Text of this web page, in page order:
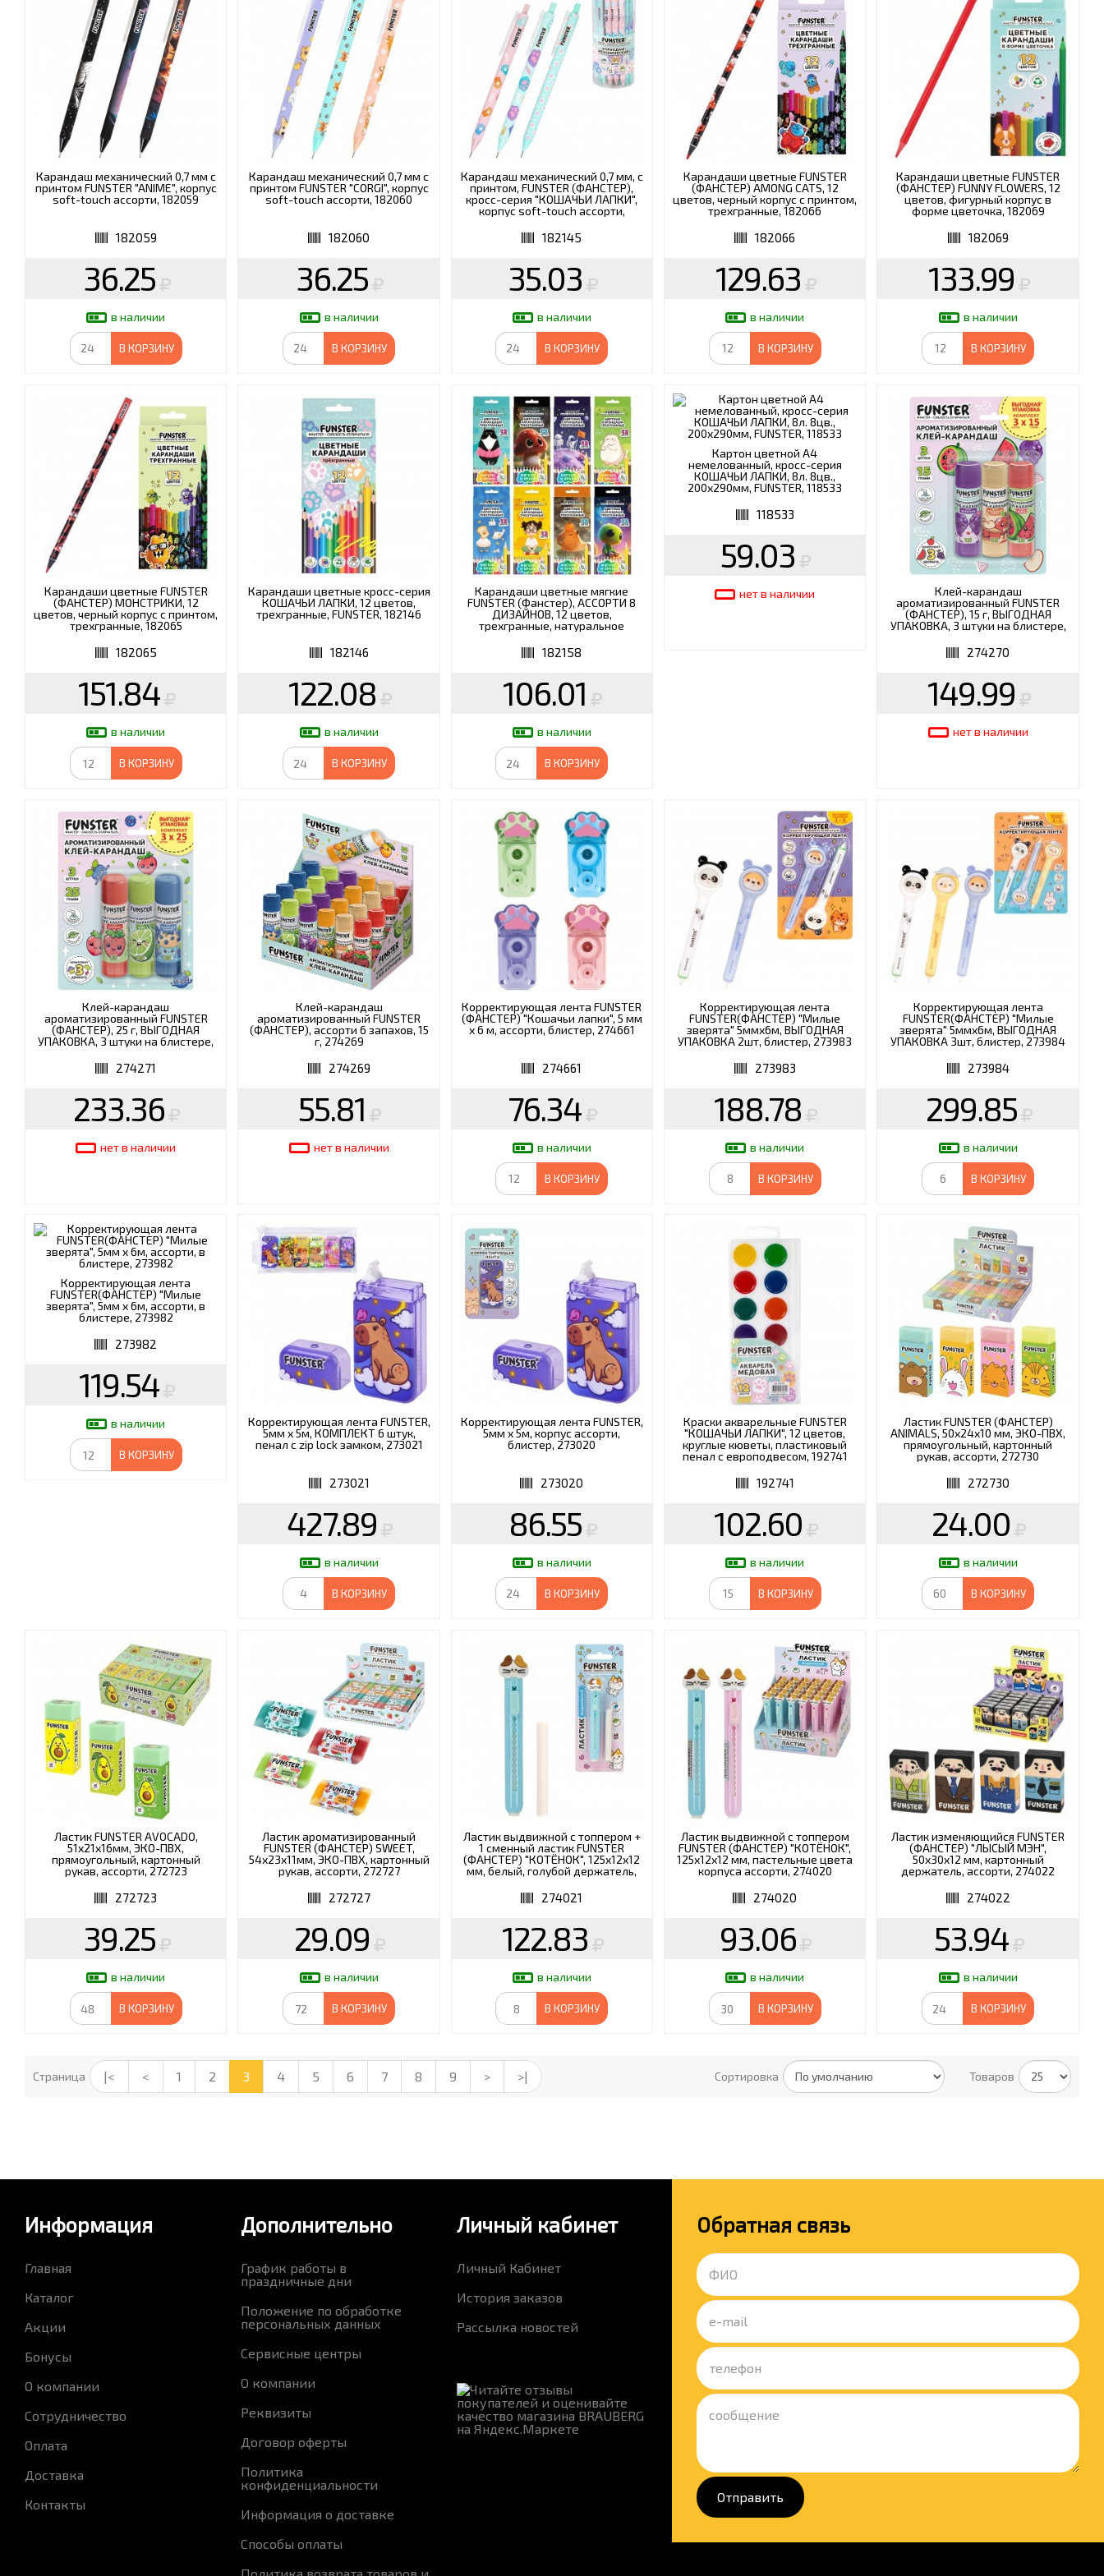
ХОББИ И ТВОРЧЕСТВО ХОЗТОВАРЫ ХУДОЖНИКАМ
ЭЛЕКТРОНИКА
ЭЛЕКТРОТОВАРЫ И ОСВЕЩЕНИЕ
Карандаш механический 0,7 мм с
принтом FUNSTER "ANIME", корпус
soft-touch ассорти, 182059
182059
36.25
в наличии
В КОРЗИНУ
Карандаш механический 0,7 мм с
принтом FUNSTER "CORGI", корпус
soft-touch ассорти, 182060
182060
36.25
в наличии
В КОРЗИНУ
Карандаш механический 0,7 мм, с
принтом, FUNSTER (ФАНСТЕР),
кросс-серия "КОШАЧЬИ ЛАПКИ",
корпус soft-touch ассорти,
182145
35.03
в наличии
В КОРЗИНУ
Карандаши цветные FUNSTER
(ФАНСТЕР) AMONG CATS, 12
цветов, черный корпус с принтом,
трехгранные, 182066
182066
129.63
в наличии
В КОРЗИНУ
Карандаши цветные FUNSTER
(ФАНСТЕР) FUNNY FLOWERS, 12
цветов, фигурный корпус в
форме цветочка, 182069
182069
133.99
в наличии
В КОРЗИНУ
Карандаши цветные FUNSTER
(ФАНСТЕР) МОНСТРИКИ, 12
цветов, черный корпус с принтом,
трехгранные, 182065
182065
151.84
в наличии
В КОРЗИНУ
Карандаши цветные кросс-серия
КОШАЧЬИ ЛАПКИ, 12 цветов,
трехгранные, FUNSTER, 182146
182146
122.08
в наличии
В КОРЗИНУ
Карандаши цветные мягкие
FUNSTER (Фанстер), АССОРТИ 8
ДИЗАЙНОВ, 12 цветов,
трехгранные, натуральное
182158
106.01
в наличии
В КОРЗИНУ
Картон цветной А4
немелованный, кросс-серия
КОШАЧЬИ ЛАПКИ, 8л. 8цв.,
200х290мм, FUNSTER, 118533
118533
59.03
нет в наличии
Клей-карандаш
ароматизированный FUNSTER
(ФАНСТЕР), 15 г, ВЫГОДНАЯ
УПАКОВКА, 3 штуки на блистере,
274270
149.99
нет в наличии
Клей-карандаш
ароматизированный FUNSTER
(ФАНСТЕР), 25 г, ВЫГОДНАЯ
УПАКОВКА, 3 штуки на блистере,
274271
233.36
нет в наличии
Клей-карандаш
ароматизированный FUNSTER
(ФАНСТЕР), ассорти 6 запахов, 15
г, 274269
274269
55.81
нет в наличии
Корректирующая лента FUNSTER
(ФАНСТЕР) "Кошачьи лапки", 5 мм
х 6 м, ассорти, блистер, 274661
274661
76.34
в наличии
В КОРЗИНУ
Корректирующая лента
FUNSTER(ФАНСТЕР) "Милые
зверята" 5ммx6м, ВЫГОДНАЯ
УПАКОВКА 2шт, блистер, 273983
273983
188.78
в наличии
В КОРЗИНУ
Корректирующая лента
FUNSTER(ФАНСТЕР) "Милые
зверята" 5ммx6м, ВЫГОДНАЯ
УПАКОВКА 3шт, блистер, 273984
273984
299.85
в наличии
В КОРЗИНУ
Корректирующая лента
FUNSTER(ФАНСТЕР) "Милые
зверята", 5мм x 6м, ассорти, в
блистере, 273982
273982
119.54
в наличии
В КОРЗИНУ
Корректирующая лента FUNSTER,
5мм х 5м, КОМПЛЕКТ 6 штук,
пенал с zip lock замком, 273021
273021
427.89
в наличии
В КОРЗИНУ
Корректирующая лента FUNSTER,
5мм х 5м, корпус ассорти,
блистер, 273020
273020
86.55
в наличии
В КОРЗИНУ
Краски акварельные FUNSTER
"КОШАЧЬИ ЛАПКИ", 12 цветов,
круглые кюветы, пластиковый
пенал с европодвесом, 192741
192741
102.60
в наличии
В КОРЗИНУ
Ластик FUNSTER (ФАНСТЕР)
ANIMALS, 50х24х10 мм, ЭКО-ПВХ,
прямоугольный, картонный
рукав, ассорти, 272730
272730
24.00
в наличии
В КОРЗИНУ
Ластик FUNSTER AVOCADO,
51х21х16мм, ЭКО-ПВХ,
прямоугольный, картонный
рукав, ассорти, 272723
272723
39.25
в наличии
В КОРЗИНУ
Ластик ароматизированный
FUNSTER (ФАНСТЕР) SWEET,
54х23х11мм, ЭКО-ПВХ, картонный
рукав, ассорти, 272727
272727
29.09
в наличии
В КОРЗИНУ
Ластик выдвижной с топпером +
1 сменный ластик FUNSTER
(ФАНСТЕР) "КОТЁНОК", 125х12х12
мм, белый, голубой держатель,
274021
122.83
в наличии
В КОРЗИНУ
Ластик выдвижной с топпером
FUNSTER (ФАНСТЕР) "КОТЁНОК",
125х12х12 мм, пастельные цвета
корпуса ассорти, 274020
274020
93.06
в наличии
В КОРЗИНУ
Ластик изменяющийся FUNSTER
(ФАНСТЕР) "ЛЫСЫЙ МЭН",
50х30х12 мм, картонный
держатель, ассорти, 274022
274022
53.94
в наличии
В КОРЗИНУ
Страница |< < 1 2 3 4 5 6 7 8 9 > >| Товаров
Сортировка
Информация
Главная
Каталог
Акции
Бонусы
О компании
Сотрудничество
Оплата
Доставка
Контакты
Дополнительно
График работы в
праздничные дни
Положение по обработке
персональных данных
Сервисные центры
О компании
Реквизиты
Договор оферты
Политика
конфиденциальности
Информация о доставке
Способы оплаты
Политика возврата товаров и
Личный кабинет
Личный Кабинет
История заказов
Рассылка новостей
Обратная связь
Отправить